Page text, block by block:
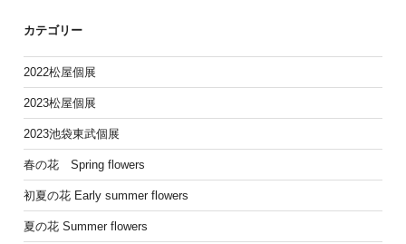
カテゴリー
2022松屋個展
2023松屋個展
2023池袋東武個展
春の花 Spring flowers
初夏の花 Early summer flowers
夏の花 Summer flowers